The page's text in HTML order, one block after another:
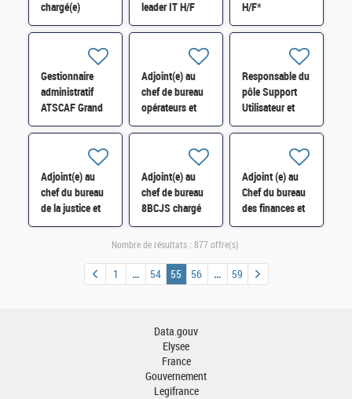
chargé(e)
notamment des
de l'AFA H/F
leader IT H/F
H/F*
Gestionnaire
administratif
ATSCAF Grand
Paris - Poste en
Adjoint(e) au
chef de bureau
opérateurs et
organismes
(2B2O) H/F* H/F
Responsable du
pôle Support
Utilisateur et
Matériels
Adjoint(e) au
chef du bureau
de la justice et
des médias
Adjoint(e) au
chef de bureau
8BCJS chargé
de la synthèse
budgétaire
jeunesse » H/F*
Adjoint (e) au
Chef du bureau
des finances et
des politiques
(7BUE) H/F*
Nombre de résultats : 877 offre(s)
1 54 55 56 59
Data.gouv
Elysee
France
Gouvernement
Legifrance